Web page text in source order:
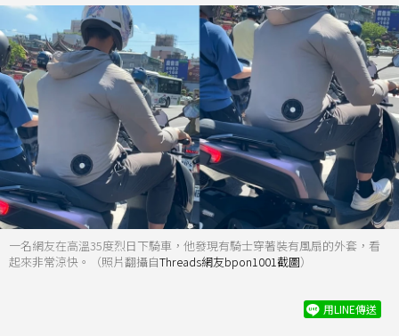
一名網友在高溫35度烈日下騎車，他發現有騎士穿著裝有風扇的外套，看
起來非常涼快。（照片翻攝自Threads網友bpon1001截圖）
用LINE傳送